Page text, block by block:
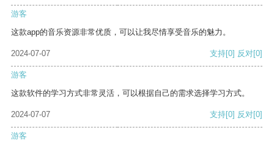
游客
这款app的音乐资源非常优质，可以让我尽情享受音乐的魅力。
2024-07-07 支持[0] 反对[0]
游客
这款软件的学习方式非常灵活，可以根据自己的需求选择学习方式。
2024-07-07 支持[0] 反对[0]
游客